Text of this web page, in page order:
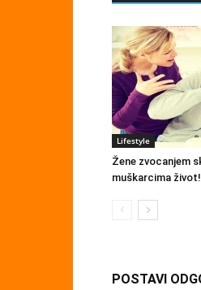
Lifestyle
Žene zvocanjem
muškarcima život!
POSTAVI